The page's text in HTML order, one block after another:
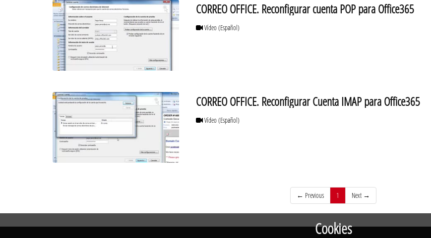
CORREO OFFICE. Reconfigurar cuenta POP para Office365
Vídeo(Español)
CORREO OFFICE. Reconfigurar Cuenta IMAP para Office365
Vídeo(Español)
← Previous 1 (current)Next →
Cookies